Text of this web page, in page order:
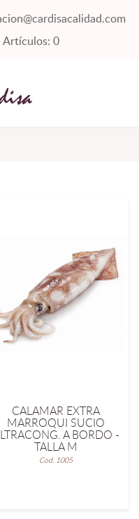
Artículos: 0
CALAMAR EXTRA
MARROQUI SUCIO
A BORDO -
TALLA M
Cod. 1005